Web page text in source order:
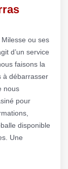
ou ses
d’un service
faisons la
à débarrasser
nous
pour
disponible
Une